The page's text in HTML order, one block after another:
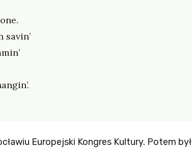
Europejski Kongres Kultury. Potem był